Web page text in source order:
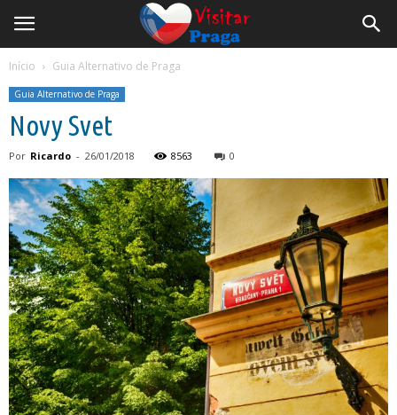
Início Guia Alternativo de Praga
Guia Alternativo de Praga
Novy Svet
Por Ricardo - 26/01/2018 8563 0